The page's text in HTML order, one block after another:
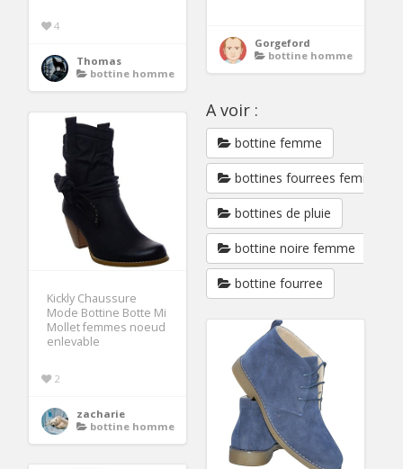
4
Thomas
bottine homme
Gorgeford
bottine homme
A voir :
bottine femme
bottines fourrees femme
bottines de pluie
bottine noire femme
bottine fourree
Kickly Chaussure
Mode Bottine Botte Mi
Mollet femmes noeud
enlevable
2
zacharie
bottine homme